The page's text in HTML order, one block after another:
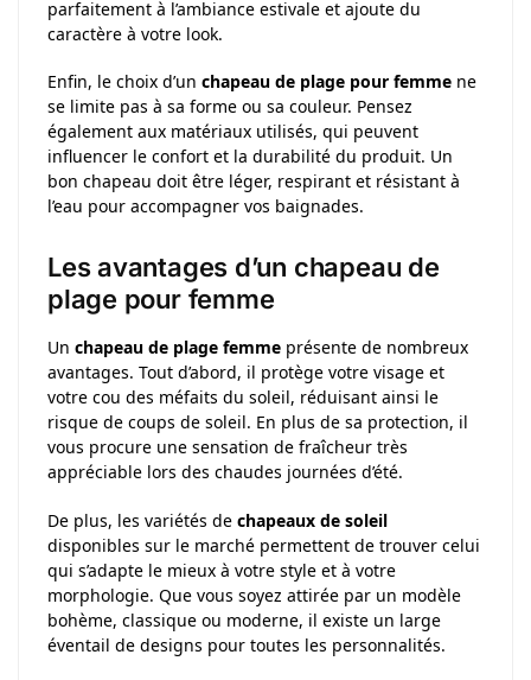
parfaitement à l’ambiance estivale et ajoute du
caractère à votre look.
Enfin, le choix d’un chapeau de plage pour femme ne
se limite pas à sa forme ou sa couleur. Pensez
également aux matériaux utilisés, qui peuvent
influencer le confort et la durabilité du produit. Un
bon chapeau doit être léger, respirant et résistant à
l’eau pour accompagner vos baignades.
Les avantages d’un chapeau de
plage pour femme
Un chapeau de plage femme présente de nombreux
avantages. Tout d’abord, il protège votre visage et
votre cou des méfaits du soleil, réduisant ainsi le
risque de coups de soleil. En plus de sa protection, il
vous procure une sensation de fraîcheur très
appréciable lors des chaudes journées d’été.
De plus, les variétés de chapeaux de soleil
disponibles sur le marché permettent de trouver celui
qui s’adapte le mieux à votre style et à votre
morphologie. Que vous soyez attirée par un modèle
bohème, classique ou moderne, il existe un large
éventail de designs pour toutes les personnalités.